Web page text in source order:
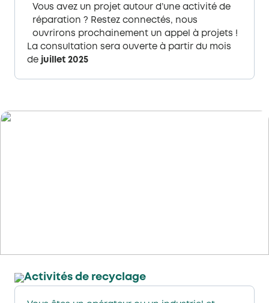
Vous avez un projet autour d’une activité de
réparation ? Restez connectés, nous
ouvrirons prochainement un appel à projets ! ​
La consultation sera ouverte à partir du mois
de
juillet 2025
Activités de recyclage​